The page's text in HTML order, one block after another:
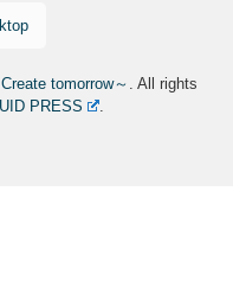
tomorrow～. All rights
PRESS .